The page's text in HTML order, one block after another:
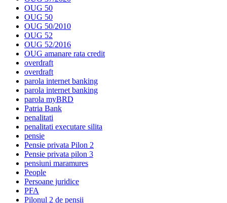
OUG 50
OUG 50
OUG 50/2010
OUG 52
OUG 52/2016
OUG amanare rata credit
overdraft
overdraft
parola internet banking
parola internet banking
parola myBRD
Patria Bank
penalitati
penalitati executare silita
pensie
Pensie privata Pilon 2
Pensie privata pilon 3
pensiuni maramures
People
Persoane juridice
PFA
Pilonul 2 de pensii